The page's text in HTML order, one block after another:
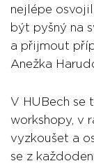
nejlépe osvojil
být pyšný na
a přijmout
Anežka
V HUBech se
workshopy, v
vyzkoušet a
se z